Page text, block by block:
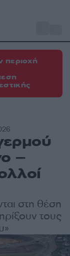
περιοχή
–
στη θέση
τους